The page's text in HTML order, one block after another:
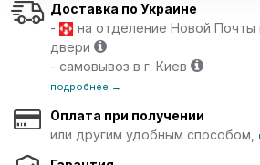
Доставка по Украине
-
на отделение Новой Почты
двери
- самовывоз в г. Киев
подробнее →
Оплата при получении
или другим удобным способом,